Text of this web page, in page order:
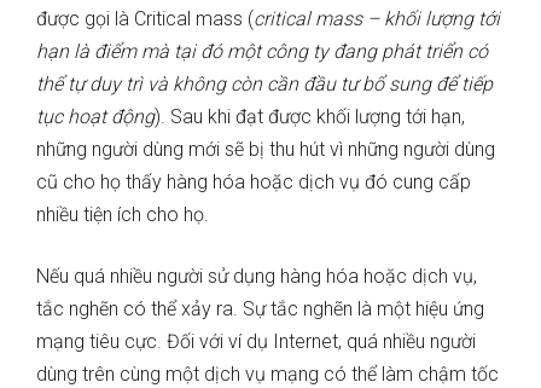
được gọi là Critical mass (critical mass – khối lượng tới
hạn là điểm mà tại đó một công ty đang phát triển có
thể tự duy trì và không còn cần đầu tư bổ sung để tiếp
tục hoạt động). Sau khi đạt được khối lượng tới hạn,
những người dùng mới sẽ bị thu hút vì những người dùng
cũ cho họ thấy hàng hóa hoặc dịch vụ đó cung cấp
nhiều tiện ích cho họ.
Nếu quá nhiều người sử dụng hàng hóa hoặc dịch vụ,
tắc nghẽn có thể xảy ra. Sự tắc nghẽn là một hiệu ứng
mạng tiêu cực. Đối với ví dụ Internet, quá nhiều người
dùng trên cùng một dịch vụ mạng có thể làm chậm tốc